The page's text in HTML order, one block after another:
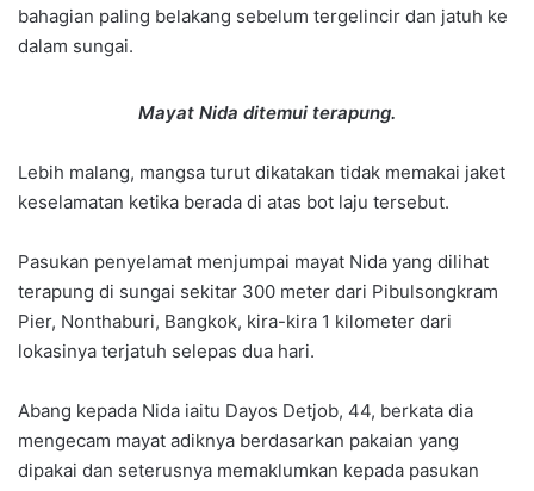
bahagian paling belakang sebelum tergelincir dan jatuh ke
dalam sungai.
Mayat Nida ditemui terapung.
Lebih malang, mangsa turut dikatakan tidak memakai jaket
keselamatan ketika berada di atas bot laju tersebut.
Pasukan penyelamat menjumpai mayat Nida yang dilihat
terapung di sungai sekitar 300 meter dari Pibulsongkram
Pier, Nonthaburi, Bangkok, kira-kira 1 kilometer dari
lokasinya terjatuh selepas dua hari.
Abang kepada Nida iaitu Dayos Detjob, 44, berkata dia
mengecam mayat adiknya berdasarkan pakaian yang
dipakai dan seterusnya memaklumkan kepada pasukan